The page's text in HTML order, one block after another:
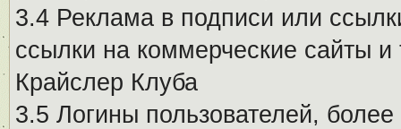
3.4 Реклама в подписи или
ссылки на коммерческие сайты
Крайслер Клуба
3.5 Логины пользователей,